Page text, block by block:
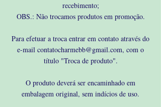
recebimento;
OBS.: Não trocamos produtos em promoção.
Para efetuar a troca entrar em contato através do
e-mail contatocharmebb@gmail.com, com o
título "Troca de produto".
O produto deverá ser encaminhado em
embalagem original, sem indícios de uso.